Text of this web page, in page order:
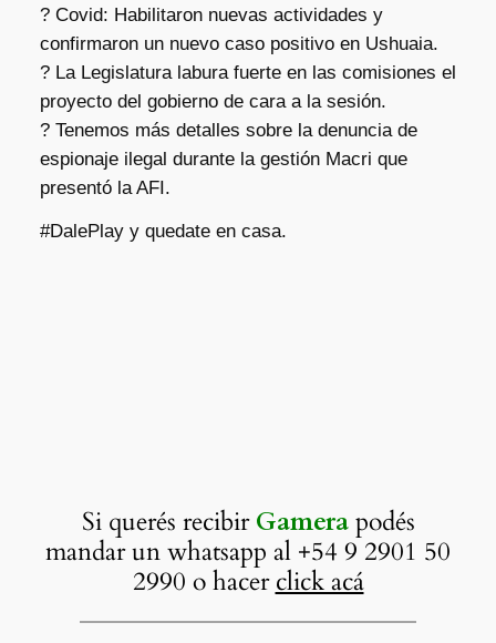
? Covid: Habilitaron nuevas actividades y
confirmaron un nuevo caso positivo en Ushuaia.
? La Legislatura labura fuerte en las comisiones el
proyecto del gobierno de cara a la sesión.
? Tenemos más detalles sobre la denuncia de
espionaje ilegal durante la gestión Macri que
presentó la AFI.
#DalePlay y quedate en casa.
Si querés recibirGamerapodés
mandar un whatsapp al +54 9 2901 50
2990 o hacerclick acá